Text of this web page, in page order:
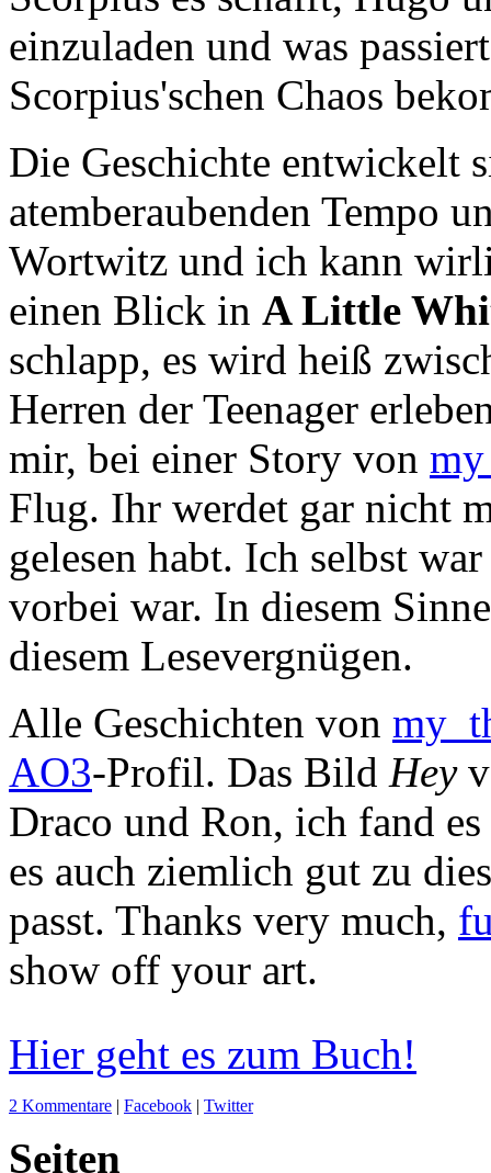
einzuladen und was
Scorpius'schen Chaos
Die Geschichte entwickelt
atemberaubenden Tempo
Wortwitz und ich kann
einen Blick in A Little
schlapp, es wird heiß
Herren der Teenager
mir, bei einer Story von
Flug. Ihr werdet gar nicht
gelesen habt. Ich selbst
vorbei war. In diesem
diesem Lesevergnügen.
Alle Geschichten von
AO3-Profil. Das Bild Hey
Draco und Ron, ich fand
es auch ziemlich gut zu
passt. Thanks very much,
show off your art.
Hier geht es zum Buch!
2 Kommentare | Facebook | Twitter
Seiten